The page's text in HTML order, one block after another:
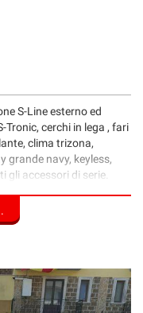
S-Line esterno ed
cerchi in lega , fari
clima trizona,
grande navy, keyless,
gli accessori di serie.